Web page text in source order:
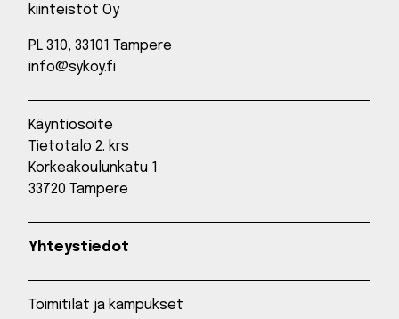
kiinteistöt Oy
PL 310, 33101 Tampere
info@sykoy.fi
Käyntiosoite
Tietotalo 2. krs
Korkeakoulunkatu 1
33720 Tampere
Yhteystiedot
Toimitilat ja kampukset